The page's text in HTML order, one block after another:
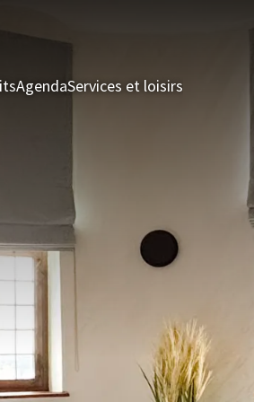
AgendaServices et loisirs